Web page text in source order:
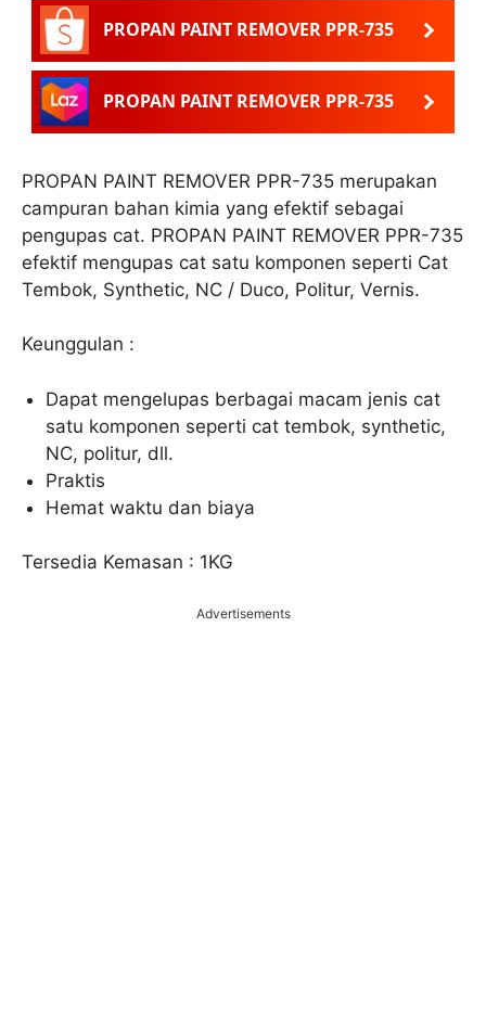
PROPAN PAINT REMOVER PPR-735
PROPAN PAINT REMOVER PPR-735
PROPAN PAINT REMOVER PPR-735 merupakan
campuran bahan kimia yang efektif sebagai
pengupas cat. PROPAN PAINT REMOVER PPR-735
efektif mengupas cat satu komponen seperti Cat
Tembok, Synthetic, NC / Duco, Politur, Vernis.
Keunggulan :
Dapat mengelupas berbagai macam jenis cat
satu komponen seperti cat tembok, synthetic,
NC, politur, dll.
Praktis
Hemat waktu dan biaya
Tersedia Kemasan : 1KG
Advertisements